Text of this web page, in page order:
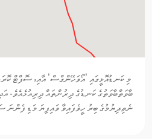
މި ކަނޑުއޮޅީގައި 'އޯވަހޭންގްސް' އާއި, ސޮފްޓް
ބާވަތްބާވަތުގެ ކަނޑުގެ ދިރުންތައް ދިރިއުޅެއެވެ.
ނެތިދިޔުމުގެ ބިރު ހީވެފައިވާ ވައިފިޔަ މަޑި ފެންނަ